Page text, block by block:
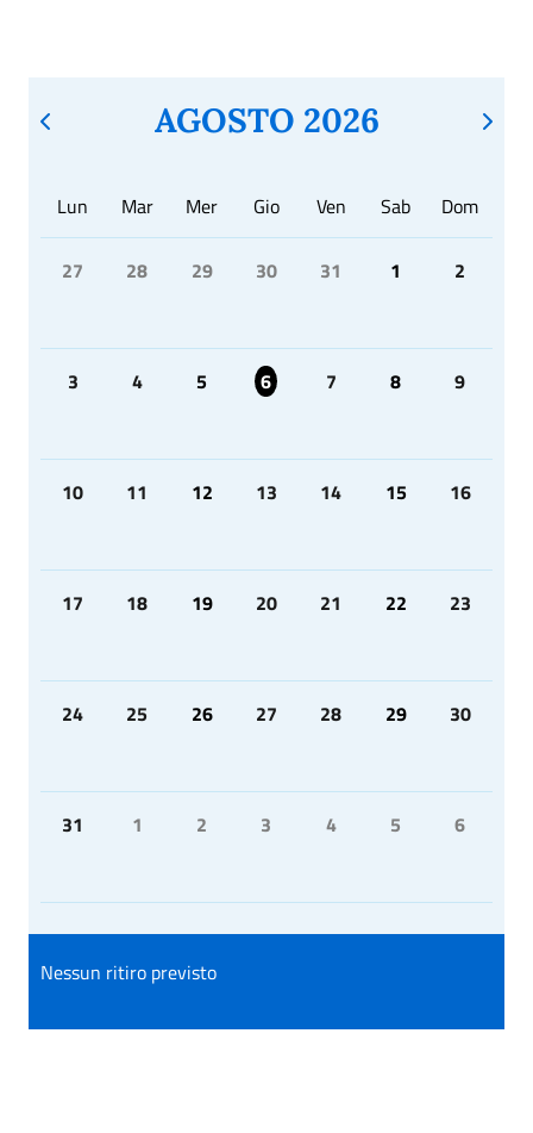
AGOSTO 2026
Lun Mar Mer Gio Ven Sab Dom
27 28 29 30 31 1 2
3 4 5 6 7 8 9
10 11 12 13 14 15 16
17 18 19 20 21 22 23
24 25 26 27 28 29 30
31 1 2 3 4 5 6
Nessun ritiro previsto